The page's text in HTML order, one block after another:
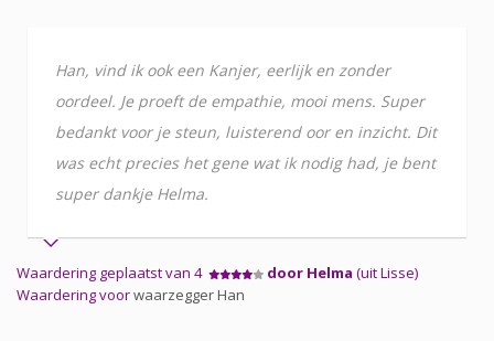
Han, vind ik ook een Kanjer, eerlijk en zonder
oordeel. Je proeft de empathie, mooi mens. Super
bedankt voor je steun, luisterend oor en inzicht. Dit
was echt precies het gene wat ik nodig had, je bent
super dankje Helma.
Waardering geplaatst van 4 door Helma (uit Lisse)
Waardering voorwaarzegger Han